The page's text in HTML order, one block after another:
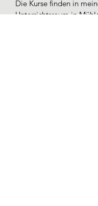
Die Kurse finden in
Unterrichtsraum in